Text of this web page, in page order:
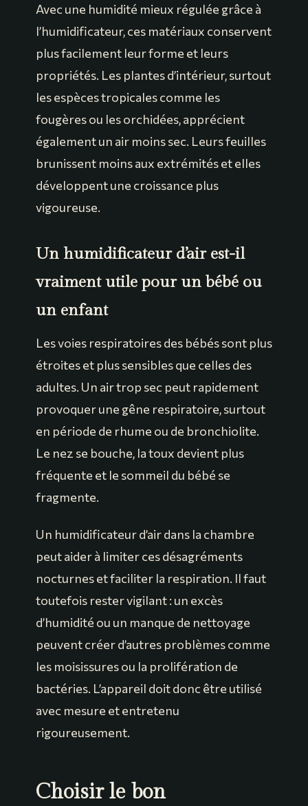
Avec une humidité mieux régulée grâce à
l’humidificateur, ces matériaux conservent
plus facilement leur forme et leurs
propriétés. Les plantes d’intérieur, surtout
les espèces tropicales comme les
fougères ou les orchidées, apprécient
également un air moins sec. Leurs feuilles
brunissent moins aux extrémités et elles
développent une croissance plus
vigoureuse.
Un humidificateur d’air est-il
vraiment utile pour un bébé ou
un enfant
Les voies respiratoires des bébés sont plus
étroites et plus sensibles que celles des
adultes. Un air trop sec peut rapidement
provoquer une gêne respiratoire, surtout
en période de rhume ou de bronchiolite.
Le nez se bouche, la toux devient plus
fréquente et le sommeil du bébé se
fragmente.
Un humidificateur d’air dans la chambre
peut aider à limiter ces désagréments
nocturnes et faciliter la respiration. Il faut
toutefois rester vigilant : un excès
d’humidité ou un manque de nettoyage
peuvent créer d’autres problèmes comme
les moisissures ou la prolifération de
bactéries. L’appareil doit donc être utilisé
avec mesure et entretenu
rigoureusement.
Choisir le bon